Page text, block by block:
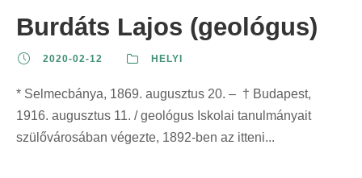
Burdáts Lajos (geológus)
2020-02-12 HELYI
* Selmecbánya, 1869. augusztus 20. – † Budapest,
1916. augusztus 11. / geológus Iskolai tanulmányait
szülővárosában végezte, 1892-ben az itteni...